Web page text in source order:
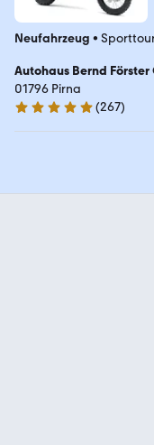
Neufahrzeug •
Autohaus Bernd Förster
01796 Pirna
4.8 Sterne
(267)